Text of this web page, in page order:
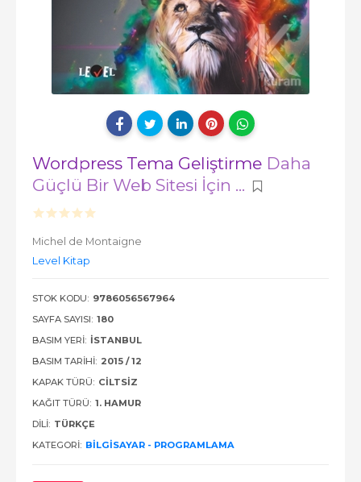
Wordpress Tema Geliştirme Daha
Güçlü Bir Web Sitesi İçin ...
Michel de Montaigne
Level Kitap
STOK KODU: 9786056567964
SAYFA SAYISI: 180
BASIM YERI: İSTANBUL
BASIM TARIHI: 2015 / 12
KAPAK TÜRÜ: CILTSIZ
KAĞIT TÜRÜ: 1. HAMUR
DILI: TÜRKÇE
KATEGORI: BILGISAYAR - PROGRAMLAMA